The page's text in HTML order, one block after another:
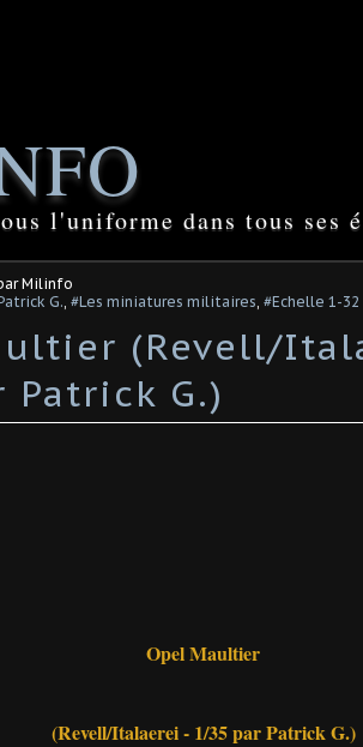
l'uniforme dans tous ses
Milinfo
G., #Les miniatures militaires, #Echelle 1-
(Revell/
Patrick G.)
Opel Maultier
(Revell/Italaerei - 1/35 par Patrick G.)